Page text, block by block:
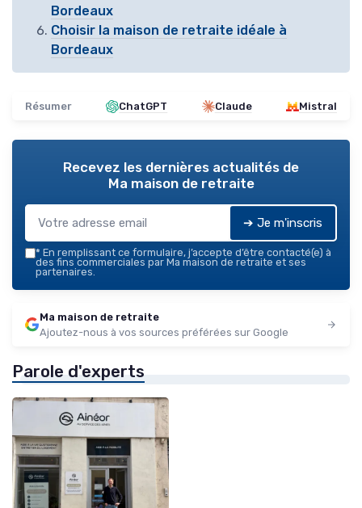
Bordeaux
Choisir la maison de retraite idéale à
Bordeaux
Résumer ChatGPT Claude Mistral
Recevez les dernières actualités de
Ma maison de retraite
➔ Je m'inscris
* En remplissant ce formulaire, j’accepte d’être contacté(e) à
des fins commerciales par Ma maison de retraite et ses
partenaires.
Ma maison de retraite
Ajoutez-nous à vos sources préférées sur Google
Parole d'experts